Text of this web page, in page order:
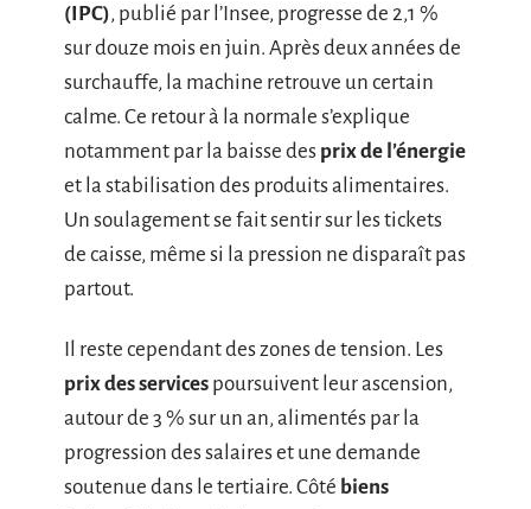
(IPC), publié par l’Insee, progresse de 2,1 %
sur douze mois en juin. Après deux années de
surchauffe, la machine retrouve un certain
calme. Ce retour à la normale s’explique
notamment par la baisse des prix de l’énergie
et la stabilisation des produits alimentaires.
Un soulagement se fait sentir sur les tickets
de caisse, même si la pression ne disparaît pas
partout.
Il reste cependant des zones de tension. Les
prix des services poursuivent leur ascension,
autour de 3 % sur un an, alimentés par la
progression des salaires et une demande
soutenue dans le tertiaire. Côté biens